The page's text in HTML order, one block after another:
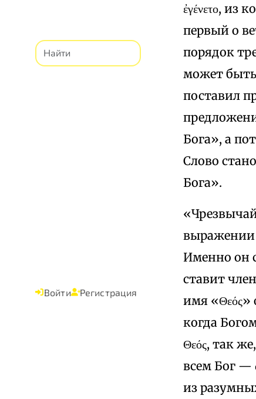
Войти Регистрация
ἐγένετο,
первый о
порядок
может
поставил
Бога», а
Слово
Бога».
выражении
Именно он
ставит
имя «Θεός»
когда
Θεός, так
всем Бог —
из